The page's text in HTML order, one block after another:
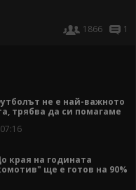
1866
1
не е най-важното
трябва да си помагаме
края на годината
ще е готов на 90%